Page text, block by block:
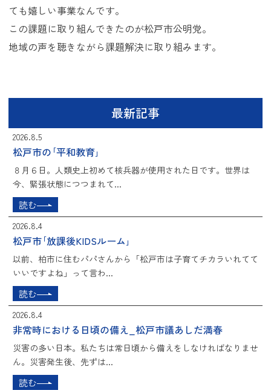
ても嬉しい事業なんです。
この課題に取り組んできたのが松戸市公明党。
地域の声を聴きながら課題解決に取り組みます。
最新記事
2026.8.5
松戸市の｢平和教育｣
８月６日。人類史上初めて核兵器が使用された日です。世界は
今、緊張状態につつまれて...
読む
2026.8.4
松戸市｢放課後KIDSルーム｣
以前、柏市に住むパパさんから「松戸市は子育てチカラいれてて
いいですよね」って言わ...
読む
2026.8.4
非常時における日頃の備え_松戸市議あしだ満春
災害の多い日本。私たちは常日頃から備えをしなければなりませ
ん。災害発生後、先ずは...
読む